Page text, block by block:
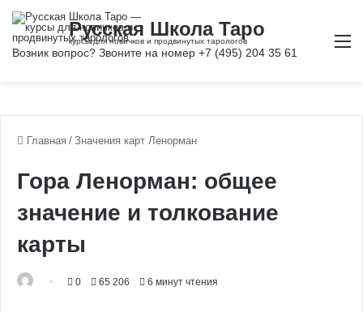
Главная / Значения карт Ленорман
Гора Ленорман: общее
значение и толкование
карты
0 65 206 6 минут чтения